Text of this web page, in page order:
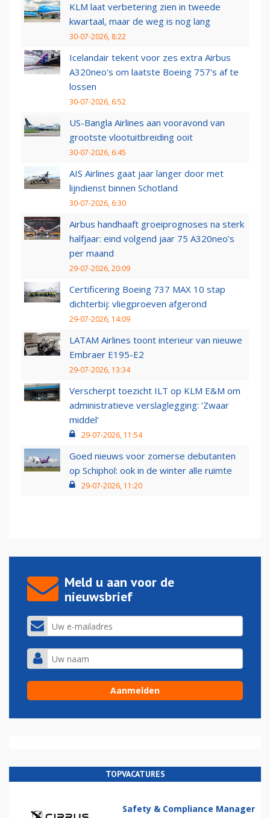
KLM laat verbetering zien in tweede
kwartaal, maar de weg is nog lang
30-07-2026, 8:22
Icelandair tekent voor zes extra Airbus
A320neo's om laatste Boeing 757's af te
lossen
30-07-2026, 6:52
US-Bangla Airlines aan vooravond van
grootste vlootuitbreiding ooit
30-07-2026, 6:45
AIS Airlines gaat jaar langer door met
lijndienst binnen Schotland
30-07-2026, 6:30
Airbus handhaaft groeiprognoses na sterk
halfjaar: eind volgend jaar 75 A320neo’s
per maand
29-07-2026, 20:09
Certificering Boeing 737 MAX 10 stap
dichterbij: vliegproeven afgerond
29-07-2026, 14:09
LATAM Airlines toont interieur van nieuwe
Embraer E195-E2
29-07-2026, 13:34
Verscherpt toezicht ILT op KLM E&M om
administratieve verslaglegging: ‘Zwaar
middel’
29-07-2026, 11:54
Goed nieuws voor zomerse debutanten
op Schiphol: ook in de winter alle ruimte
29-07-2026, 11:20
Meld u aan voor de
nieuwsbrief
TOPVACATURES
Safety & Compliance Manager